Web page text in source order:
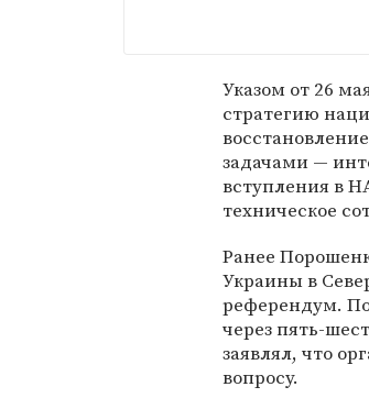
Указом от 26
стратегию
задачами —
вступления в
техническое
Ранее
Украины в
референдум.
через пять-
заявлял, что
вопросу.